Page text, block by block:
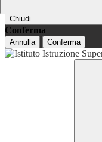
Chiudi
Conferma
Annulla Conferma